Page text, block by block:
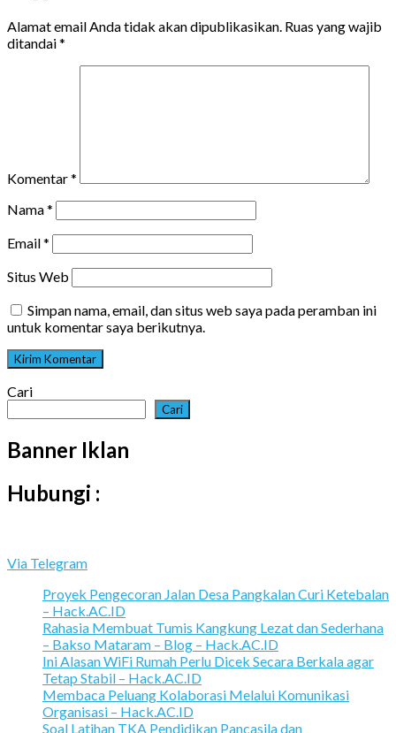
Alamat email Anda tidak akan dipublikasikan. Ruas yang wajib
ditandai*
Komentar*
Nama*
Email*
Situs Web
Simpan nama, email, dan situs web saya pada peramban ini
untuk komentar saya berikutnya.
Cari
Cari
Banner Iklan
Hubungi :
Via Telegram
Proyek Pengecoran Jalan Desa Pangkalan Curi Ketebalan
– Hack.AC.ID
Rahasia Membuat Tumis Kangkung Lezat dan Sederhana
– Bakso Mataram – Blog – Hack.AC.ID
Ini Alasan WiFi Rumah Perlu Dicek Secara Berkala agar
Tetap Stabil – Hack.AC.ID
Membaca Peluang Kolaborasi Melalui Komunikasi
Organisasi – Hack.AC.ID
Soal Latihan TKA Pendidikan Pancasila dan